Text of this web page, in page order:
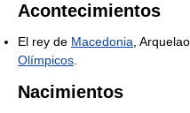
Acontecimientos
El rey de Macedonia ,
Olímpicos
Nacimientos